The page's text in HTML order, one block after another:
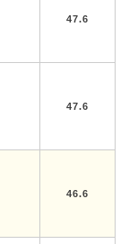
47.6
47.6
46.6